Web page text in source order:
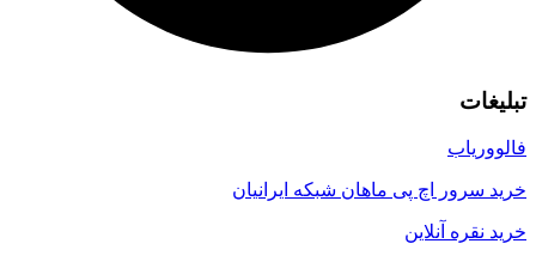
تبلیغات
فالووریاب
خرید سرور اچ پی ماهان شبکه ایرانیان
خرید نقره آنلاین